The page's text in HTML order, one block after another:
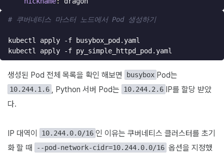
# 쿠버네티스 마스터 노드에서 Pod 생성하기
생성된 Pod 전체 목록을 확인 해보면 busybox Pod는
10.244.1.6 , Python 서버 Pod는 10.244.2.6 IP를 할당 받았
다.
IP 대역이 10.244.0.0/16 인 이유는 쿠버네티스 클러스터를 초기
화 할 때
--pod-network-cidr=10.244.0.0/16 옵션을 지정했